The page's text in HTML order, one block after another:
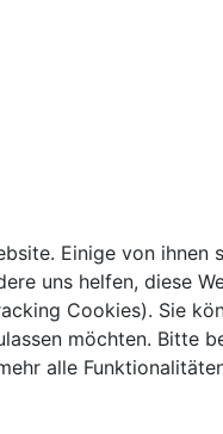
Einige von ihnen
uns helfen, diese
Cookies). Sie
möchten. Bitte
alle